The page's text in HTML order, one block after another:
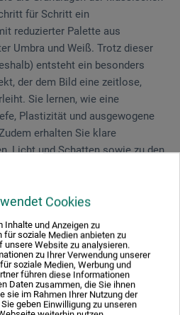
Cookies
Inhalte und Anzeigen zu
für soziale Medien anbieten zu
unsere Website zu analysieren.
zu Ihrer Verwendung unserer
soziale Medien, Werbung und
führen diese Informationen
Daten zusammen, die Sie ihnen
sie im Rahmen Ihrer Nutzung der
geben Einwilligung zu unseren
für Schritt ein
reduzierter Palette aus
Umbra und Weiß. Trotz dieser
entsteht ein besonders
der dem Bild eine zeitlose,
Sie lernen, wie eine
Plastizität und ausgewogene
erhalten Sie klare
Licht und Schatten sowie zu den